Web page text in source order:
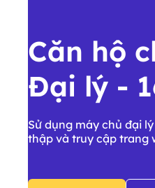
Căn hộ
Đại lý -
Sử dụng máy chủ đại
thập và truy cập trang